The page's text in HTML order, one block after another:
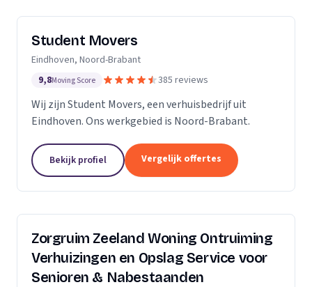
Student Movers
Eindhoven, Noord-Brabant
9,8Moving Score 385 reviews
Wij zijn Student Movers, een verhuisbedrijf uit
Eindhoven. Ons werkgebied is Noord-Brabant.
Bekijk profiel Vergelijk offertes
Zorgruim Zeeland Woning Ontruiming
Verhuizingen en Opslag Service voor
Senioren & Nabestaanden